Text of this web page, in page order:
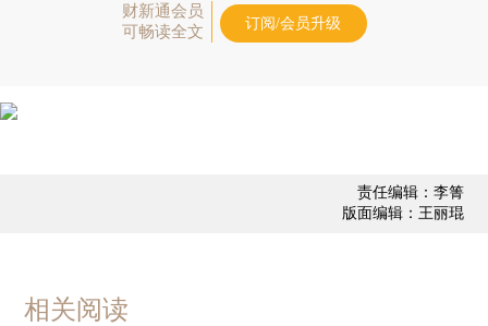
财新通会员
可畅读全文
订阅/会员升级
责任编辑：李箐
版面编辑：王丽琨
相关阅读